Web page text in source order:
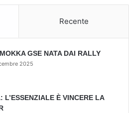
Recente
GSE NATA DAI RALLY
2025
L’ESSENZIALE È VINCERE LA